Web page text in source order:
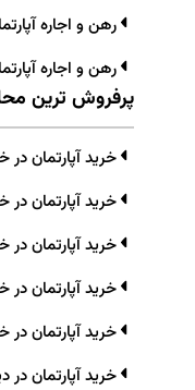
رهن و اجاره
رهن و اجاره
پرفروش ترین
خرید آپارتمان در
خرید آپارتمان در
خرید آپارتمان در
خرید آپارتمان در
خرید آپارتمان
خرید آپارتمان در